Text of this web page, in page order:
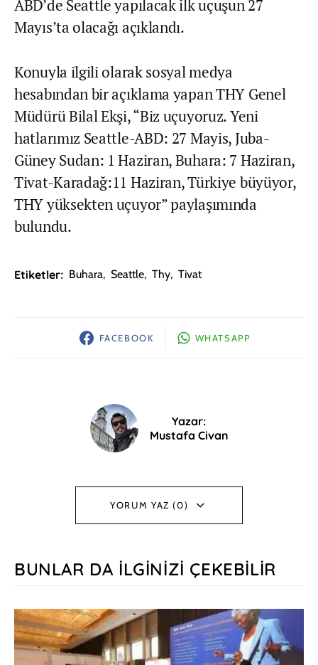
ABD’de Seattle yapılacak ilk uçuşun 27
Mayıs’ta olacağı açıklandı.
Konuyla ilgili olarak sosyal medya
hesabından bir açıklama yapan THY Genel
Müdürü Bilal Ekşi, “Biz uçuyoruz. Yeni
hatlarımız Seattle-ABD: 27 Mayis, Juba-
Güney Sudan: 1 Haziran, Buhara: 7 Haziran,
Tivat-Karadağ:11 Haziran, Türkiye büyüyor,
THY yüksekten uçuyor” paylaşımında
bulundu.
Etiketler: Buhara, Seattle, Thy, Tivat
FACEBOOK WHATSAPP
Yazar:
Mustafa Civan
YORUM YAZ (0)
BUNLAR DA İLGINIZI ÇEKEBILIR